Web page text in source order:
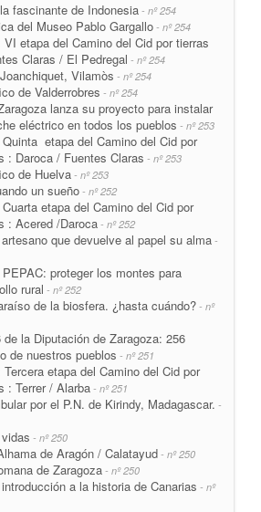
fascinante de Indonesia - nº 254
del Museo Pablo Gargallo - nº 254
etapa del Camino del Cid por tierras
Claras / El Pedregal - nº 254
Vilamòs - nº 254
de Valderrobres - nº 254
lanza su proyecto para instalar
eléctrico en todos los pueblos - nº 253
etapa del Camino del Cid por
: Daroca / Fuentes Claras - nº 253
de Huelva - nº 253
un sueño - nº 252
etapa del Camino del Cid por
: Acered /Daroca - nº 252
que devuelve al papel su alma -
proteger los montes para
rural - nº 252
de la biosfera. ¿hasta cuándo? - nº
la Diputación de Zaragoza: 256
de nuestros pueblos - nº 251
etapa del Camino del Cid por
: Terrer / Alarba - nº 251
por el P.N. de Kirindy, Madagascar. -
- nº 250
de Aragón / Calatayud - nº 250
de Zaragoza - nº 250
a la historia de Canarias - nº